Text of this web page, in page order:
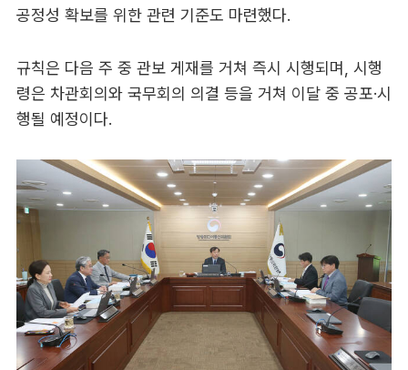
공정성 확보를 위한 관련 기준도 마련했다.
규칙은 다음 주 중 관보 게재를 거쳐 즉시 시행되며, 시행
령은 차관회의와 국무회의 의결 등을 거쳐 이달 중 공포·시
행될 예정이다.